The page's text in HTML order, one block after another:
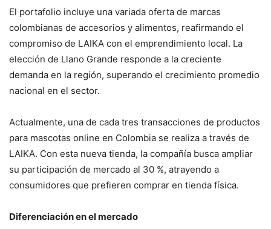
El portafolio incluye una variada oferta de marcas
colombianas de accesorios y alimentos, reafirmando el
compromiso de LAIKA con el emprendimiento local. La
elección de Llano Grande responde a la creciente
demanda en la región, superando el crecimiento promedio
nacional en el sector.
Actualmente, una de cada tres transacciones de productos
para mascotas online en Colombia se realiza a través de
LAIKA. Con esta nueva tienda, la compañía busca ampliar
su participación de mercado al 30 %, atrayendo a
consumidores que prefieren comprar en tienda física.
Diferenciación en el mercado